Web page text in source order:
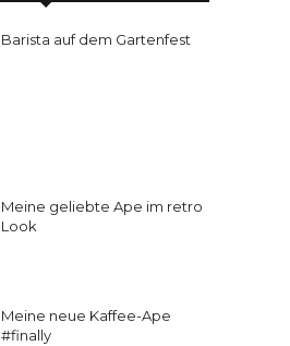
Barista auf dem Gartenfest
Meine geliebte Ape im retro
Look
Meine neue Kaffee-Ape
#finally